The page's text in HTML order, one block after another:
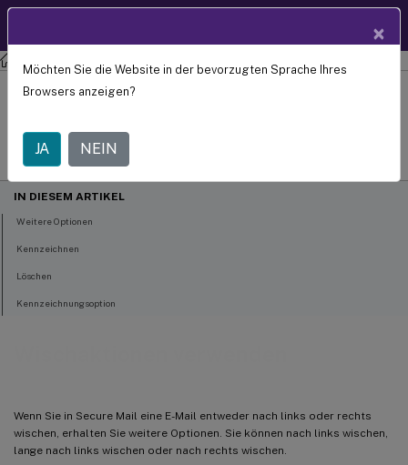
Secure Mail
Wenn Sie in Secure Mail eine E-Mail entweder nach links oder rechts
wischen, erhalten Sie weitere Optionen. Sie können nach links wischen,
lange nach links wischen oder nach rechts wischen.
Wischaktionen verwenden
IN DIESEM ARTIKEL
Weitere Optionen
Kennzeichnen
Löschen
Kennzeichnungsoption
×
Möchten Sie die Website in der bevorzugten Sprache Ihres
Browsers anzeigen?
JA NEIN